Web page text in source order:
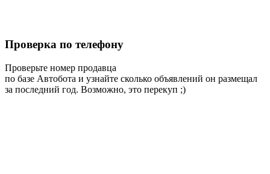
Проверка по телефону
Проверьте номер продавца
по базе Автобота и узнайте сколько объявлений он размещал
за последний год. Возможно, это перекуп ;)